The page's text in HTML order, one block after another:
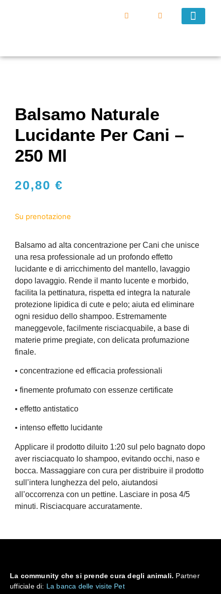
Balsamo Naturale
Lucidante Per Cani –
250 Ml
20,80 €
Su prenotazione
Balsamo ad alta concentrazione per Cani che unisce
una resa professionale ad un profondo effetto
lucidante e di arricchimento del mantello, lavaggio
dopo lavaggio. Rende il manto lucente e morbido,
facilita la pettinatura, rispetta ed integra la naturale
protezione lipidica di cute e pelo; aiuta ed eliminare
ogni residuo dello shampoo. Estremamente
maneggevole, facilmente risciacquabile, a base di
materie prime pregiate, con delicata profumazione
finale.
• concentrazione ed efficacia professionali
• finemente profumato con essenze certificate
• effetto antistatico
• intenso effetto lucidante
Applicare il prodotto diluito 1:20 sul pelo bagnato dopo
aver risciacquato lo shampoo, evitando occhi, naso e
bocca. Massaggiare con cura per distribuire il prodotto
sull’intera lunghezza del pelo, aiutandosi
all’occorrenza con un pettine. Lasciare in posa 4/5
minuti. Risciacquare accuratamente.
La community che si prende cura degli animali. Partner
ufficiale di: La banca delle visite Pet